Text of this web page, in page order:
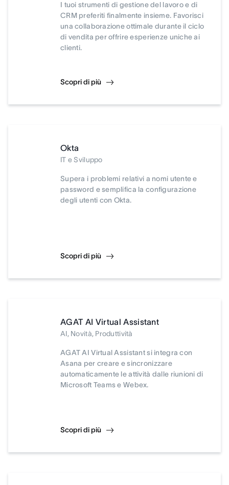
I tuoi strumenti di gestione del lavoro e di
CRM preferiti finalmente insieme. Favorisci
una collaborazione ottimale durante il ciclo
di vendita per offrire esperienze uniche ai
clienti.
Scopri di più
Okta
IT e Sviluppo
Supera i problemi relativi a nomi utente e
password e semplifica la configurazione
degli utenti con Okta.
Scopri di più
AGAT AI Virtual Assistant
AI, Novità, Produttività
AGAT AI Virtual Assistant si integra con
Asana per creare e sincronizzare
automaticamente le attività dalle riunioni di
Microsoft Teams e Webex.
Scopri di più